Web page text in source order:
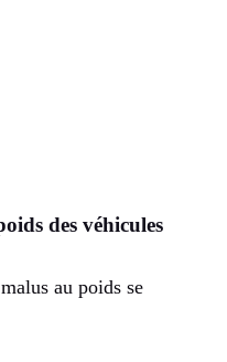
des véhicules
au poids se